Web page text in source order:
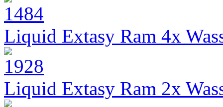
Liquid Extasy Ram 4x
Liquid Extasy Ram 2x